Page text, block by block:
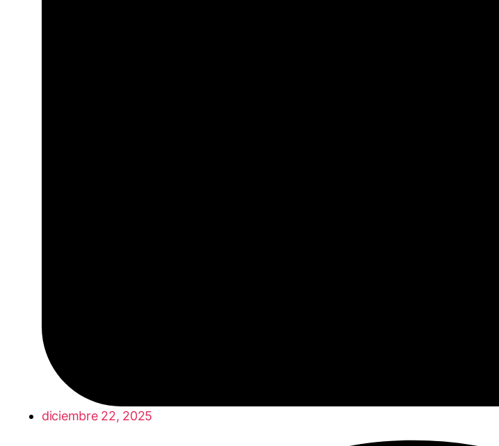
diciembre 22, 2025